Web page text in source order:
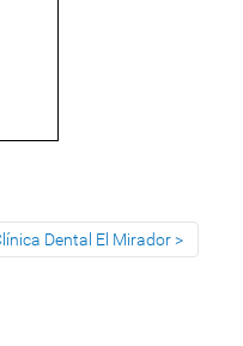
Dental El Mirador